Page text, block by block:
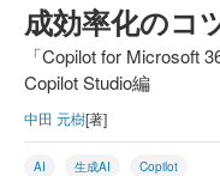
成効率化のコ
「Copilot for Microsoft
Copilot Studio編
中田 元樹[著]
AI 生成AI Copilot